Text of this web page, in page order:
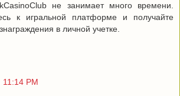
не занимает много времени.
к игральной платформе и получайте
в личной учетке.
11:14 PM